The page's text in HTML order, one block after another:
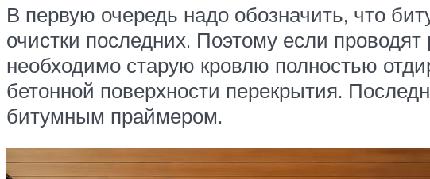
В первую очередь надо обозначить, что
очистки последних. Поэтому если
необходимо старую кровлю полностью
бетонной поверхности перекрытия.
битумным праймером.